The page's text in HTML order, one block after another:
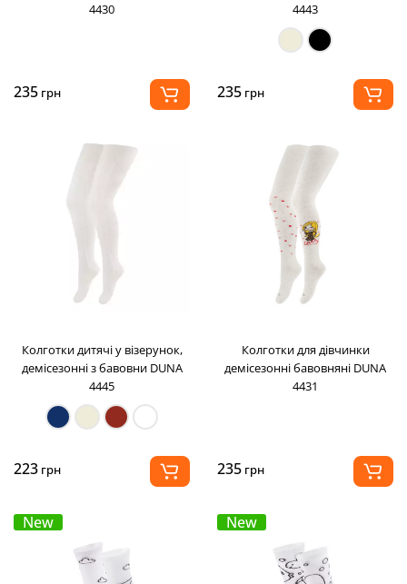
4430
235 грн
4443
235 грн
Колготки дитячі у візерунок,
демісезонні з бавовни DUNA
4445
223 грн
Колготки для дівчинки
демісезонні бавовняні DUNA
4431
235 грн
New New